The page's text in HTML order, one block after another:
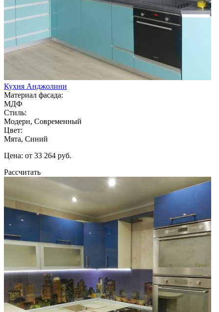
Кухня Анджолини
Материал фасада:
МДФ
Стиль:
Модерн, Современный
Цвет:
Мята, Синий
Цена: от 33 264 руб.
Рассчитать